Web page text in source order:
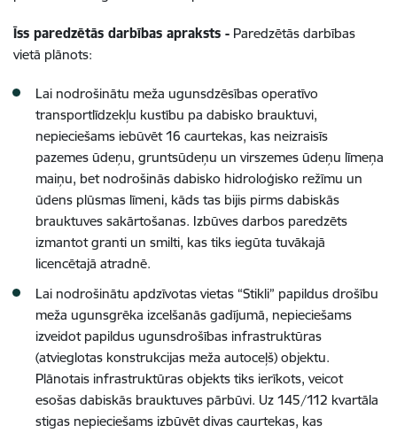
Īss paredzētās darbības apraksts - Paredzētās darbības
vietā plānots:
Lai nodrošinātu meža ugunsdzēsības operatīvo
transportlīdzekļu kustību pa dabisko brauktuvi,
nepieciešams iebūvēt 16 caurtekas, kas neizraisīs
pazemes ūdeņu, gruntsūdeņu un virszemes ūdeņu līmeņa
maiņu, bet nodrošinās dabisko hidroloģisko režīmu un
ūdens plūsmas līmeni, kāds tas bijis pirms dabiskās
brauktuves sakārtošanas. Izbūves darbos paredzēts
izmantot granti un smilti, kas tiks iegūta tuvākajā
licencētajā atradnē.
Lai nodrošinātu apdzīvotas vietas “Stikli” papildus drošību
meža ugunsgrēka izcelšanās gadījumā, nepieciešams
izveidot papildus ugunsdrošības infrastruktūras
(atvieglotas konstrukcijas meža autoceļš) objektu.
Plānotais infrastruktūras objekts tiks ierīkots, veicot
esošas dabiskās brauktuves pārbūvi. Uz 145/112 kvartāla
stigas nepieciešams izbūvēt divas caurtekas, kas